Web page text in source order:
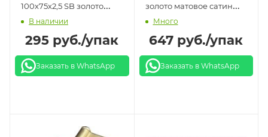
100х75х2,5 SB золото
(2шт)
В наличии
295 руб./упак
Заказать в WhatsApp
золото матовое сатин
(2шт)
Много
647 руб./упак
Заказать в WhatsApp